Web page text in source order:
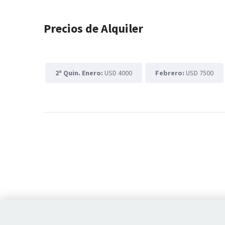
Precios de Alquiler
2ª Quin. Enero: USD 4000 Febrero: USD 7500